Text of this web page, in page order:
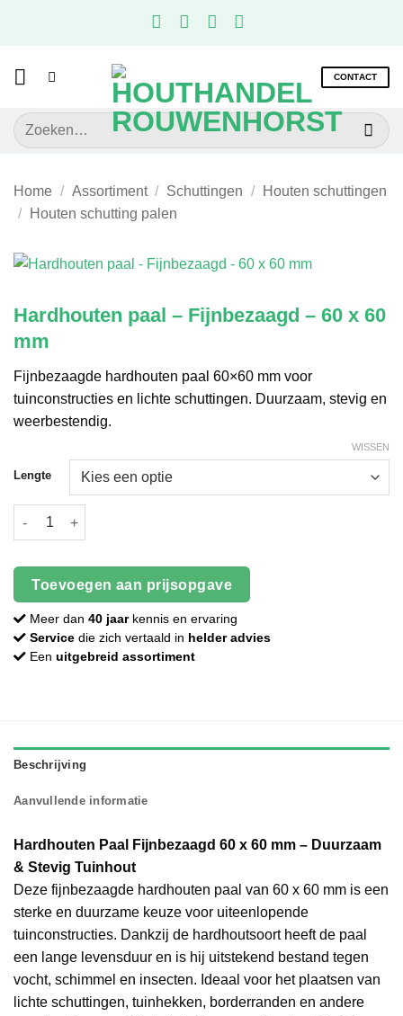
CONTACT
Zoeken
naar:
Home / Assortiment / Schuttingen /
Houten schuttingen
/
Houten schutting palen
Hardhouten paal – Fijnbezaagd – 60 x 60
mm
Fijnbezaagde hardhouten paal 60×60 mm voor
tuinconstructies en lichte schuttingen. Duurzaam, stevig en
weerbestendig.
Lengte
WISSEN
Hardhouten paal - Fijnbezaagd - 60 x 60 mm aantal
Toevoegen aan prijsopgave
Meer dan 40 jaarkennis en ervaring
Service die zich vertaald in helder advies
Een uitgebreid assortiment
Beschrijving
Aanvullende informatie
Hardhouten Paal Fijnbezaagd 60 x 60 mm – Duurzaam
& Stevig Tuinhout
Deze fijnbezaagde hardhouten paal van 60 x 60 mm is een
sterke en duurzame keuze voor uiteenlopende
tuinconstructies. Dankzij de hardhoutsoort heeft de paal
een lange levensduur en is hij uitstekend bestand tegen
vocht, schimmel en insecten. Ideaal voor het plaatsen van
lichte schuttingen, tuinhekken, borderranden en andere